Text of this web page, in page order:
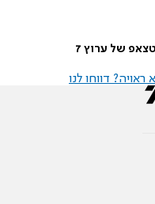
של ערוץ 7
דווחו לנו